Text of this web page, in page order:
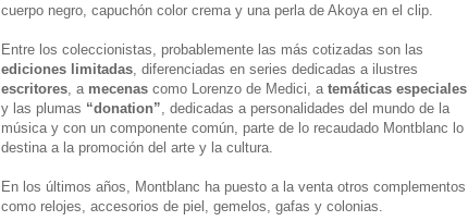
cuerpo negro, capuchón color crema y una perla de Akoya en el clip.
Entre los coleccionistas, probablemente las más cotizadas son las
ediciones limitadas , diferenciadas en series dedicadas a ilustres
escritores , a mecenas como Lorenzo de Medici, a temáticas especiales
y las plumas “donation” , dedicadas a personalidades del mundo de la
música y con un componente común, parte de lo recaudado Montblanc lo
destina a la promoción del arte y la cultura.
En los últimos años, Montblanc ha puesto a la venta otros complementos
como relojes, accesorios de piel, gemelos, gafas y colonias.